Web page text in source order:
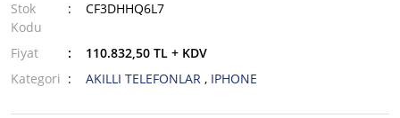
Stok
Kodu
CF3DHHQ6L7
Fiyat
110.832,50 TL + KDV
Kategori
AKILLI TELEFONLAR , IPHONE